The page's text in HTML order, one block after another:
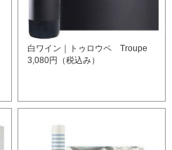
白ワイン｜トゥロウペ Troupe
3,080円（税込み）